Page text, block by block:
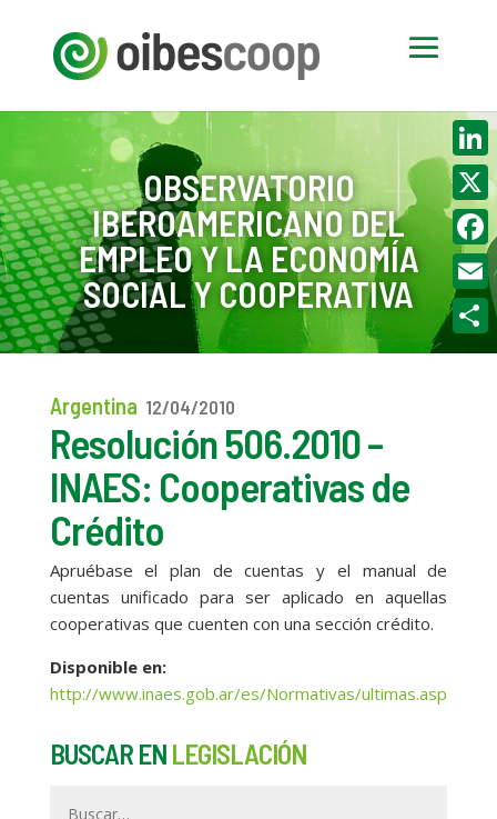
OBSERVATORIO
IBEROAMERICANO DEL
EMPLEO Y LA ECONOMÍA
SOCIAL Y COOPERATIVA
Argentina 12/04/2010
Resolución 506.2010 –
INAES: Cooperativas de
Crédito
Apruébase el plan de cuentas y el manual de
cuentas unificado para ser aplicado en aquellas
cooperativas que cuenten con una sección crédito.
Disponible en:
http://www.inaes.gob.ar/es/Normativas/ultimas.asp
BUSCAR EN LEGISLACIÓN
X
Email